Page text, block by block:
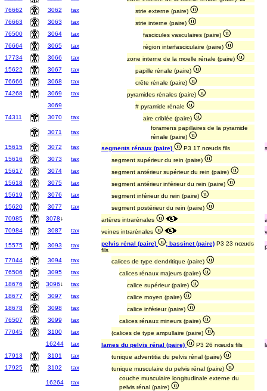
76662
3062 tax
strie externe (paire)
76663
3063 tax
strie interne (paire)
76500
3064 tax
fascicules vasculaires (paire)
76664
3065 tax
région interfasciculaire (paire)
17734
3066 tax
zone interne de la moelle rénale (paire)
15622
3067 tax
papille rénale (paire)
76666
3068 tax
crête rénale (paire)
74268
3069 tax
pyramides rénales (paire)
3069
# pyramide rénale
74311
3070 tax aire criblée (paire)
3071 tax
foramens papillaires de la pyramide
rénale (paire)
15615
3072 tax segments rénaux (paire) P3 17 nœuds fils
15616
3073 tax
segment supérieur du rein (paire)
15617
3074 tax
segment antérieur supérieur du rein (paire)
15618
3075 tax
segment antérieur inférieur du rein (paire)
15619
3076 tax
segment inférieur du rein (paire)
15620
3077 tax
segment postérieur du rein (paire)
70985
3078↓ artères intrarénales
70984
3087 tax veines intrarénales
15575 3093 tax pelvis rénal (paire) ; bassinet (paire) P3 23 nœuds
fils
77044 3094 tax
calices de type dendritique (paire)
76506
3095 tax
calices rénaux majeurs (paire)
18676
3096↓ tax
calice supérieur (paire)
18677
3097 tax
calice moyen (paire)
18678
3098 tax
calice inférieur (paire)
76507
3099 tax
calices rénaux mineurs (paire)
77045
3100 tax (calices de type ampullaire (paire)
)
16244
tax lames du pelvis rénal (paire) P3 26 nœuds fils
17913
3101 tax
tunique adventitia du pelvis rénal (paire)
17925
3102 tax tunique musculaire du pelvis rénal (paire)
16264 tax
couche musculaire longitudinale externe du
pelvis rénal (paire)